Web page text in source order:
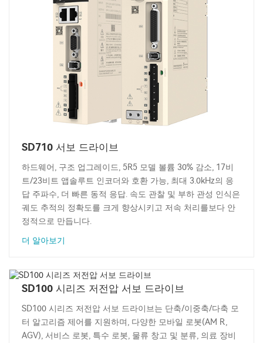
SD710 서보 드라이브
하드웨어, 구조 업그레이드, 5R5 모델 볼륨 30% 감소, 17비
트/23비트 앱솔루트 인코더와 호환 가능, 최대 3.0kHz의 응
답 주파수, 더 빠른 동적 응답. 속도 관찰 및 부하 관성 인식은
궤도 추적의 정확도를 크게 향상시키고 저속 처리를보다 안
정적으로 만듭니다.
더 알아보기
SD100 시리즈 저전압 서보 드라이브
SD100 시리즈 저전압 서보 드라이브는 단축/이중축/다축 모
터 알고리즘 제어를 지원하며, 다양한 모바일 로봇(AM R,
AGV), 서비스 로봇, 특수 로봇, 물류 창고 및 분류, 의료 장비